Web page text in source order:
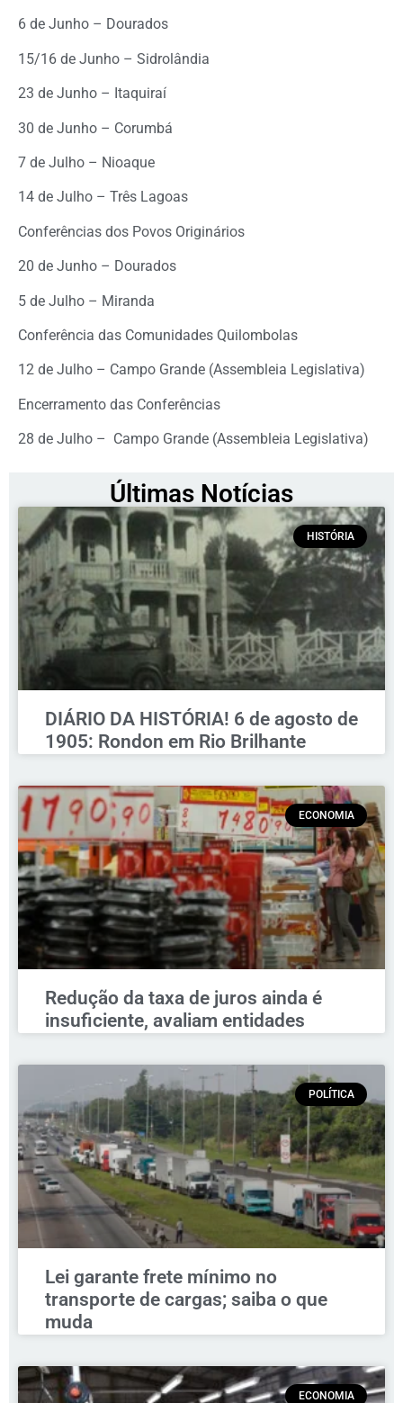
6 de Junho – Dourados
15/16 de Junho – Sidrolândia
23 de Junho – Itaquiraí
30 de Junho – Corumbá
7 de Julho – Nioaque
14 de Julho – Três Lagoas
Conferências dos Povos Originários
20 de Junho – Dourados
5 de Julho – Miranda
Conferência das Comunidades Quilombolas
12 de Julho – Campo Grande (Assembleia Legislativa)
Encerramento das Conferências
28 de Julho – Campo Grande (Assembleia Legislativa)
Últimas Notícias
HISTÓRIA
DIÁRIO DA HISTÓRIA! 6 de agosto de
1905: Rondon em Rio Brilhante
ECONOMIA
Redução da taxa de juros ainda é
insuficiente, avaliam entidades
POLÍTICA
Lei garante frete mínimo no
transporte de cargas; saiba o que
muda
ECONOMIA